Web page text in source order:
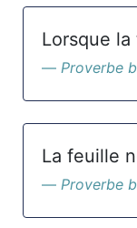
Lorsque
Proverbe
La feuille
Proverbe